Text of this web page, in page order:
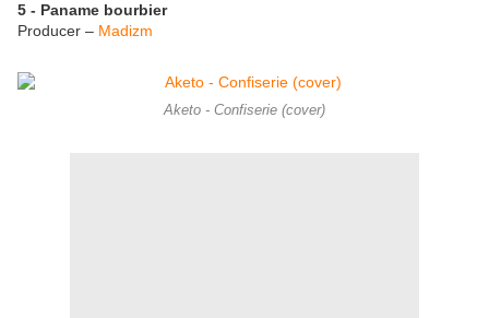
5 - Paname bourbier
Producer – Madizm
Aketo - Confiserie (cover)